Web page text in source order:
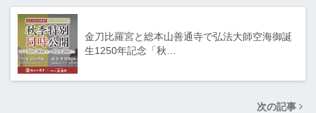
金刀比羅宮と総本山善通寺で弘法大師空海御誕
生1250年記念「秋…
次の記事